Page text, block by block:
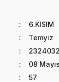
6.KISIM
Temyiz
08
57